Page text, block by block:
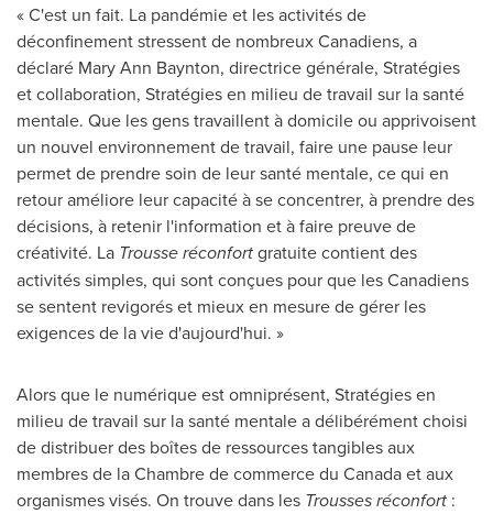
« C'est un fait. La pandémie et les activités de
déconfinement stressent de nombreux Canadiens, a
déclaré Mary Ann Baynton, directrice générale, Stratégies
et collaboration, Stratégies en milieu de travail sur la santé
mentale. Que les gens travaillent à domicile ou apprivoisent
un nouvel environnement de travail, faire une pause leur
permet de prendre soin de leur santé mentale, ce qui en
retour améliore leur capacité à se concentrer, à prendre des
décisions, à retenir l'information et à faire preuve de
créativité. La Trousse réconfortgratuite contient des
activités simples, qui sont conçues pour que les Canadiens
se sentent revigorés et mieux en mesure de gérer les
exigences de la vie d'aujourd'hui. »
Alors que le numérique est omniprésent, Stratégies en
milieu de travail sur la santé mentale a délibérément choisi
de distribuer des boîtes de ressources tangibles aux
membres de laChambre decommerce du Canada et aux
organismes visés. On trouve dans les Trousses réconfort :